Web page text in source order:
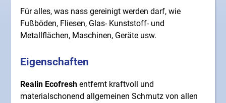
Für alles, was nass gereinigt werden darf, wie
Fußböden, Fliesen, Glas- Kunststoff- und
Metallflächen, Maschinen, Geräte usw.
Eigenschaften
Realin Ecofresh entfernt kraftvoll und
materialschonend allgemeinen Schmutz von allen